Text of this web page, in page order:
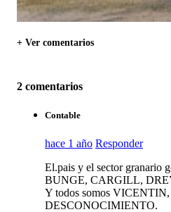
+ Ver comentarios
2 comentarios
Contable
hace 1 año Responder
El.pais y el sector granario
BUNGE, CARGILL,
Y todos somos
DESCONOCIMIENTO.